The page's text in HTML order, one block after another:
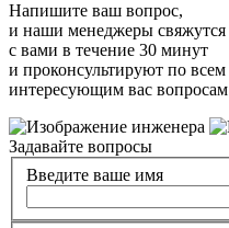
Напишите ваш вопрос,
и наши менеджеры свяжутся
с вами в течение 30 минут
и проконсультируют по всем
интересующим вас вопросам
Задавайте вопросы
Введите ваше имя